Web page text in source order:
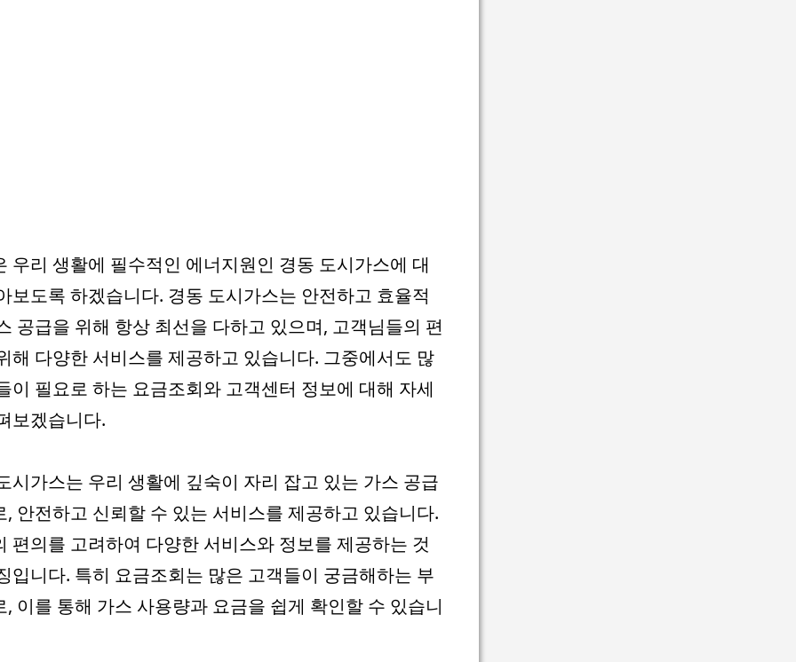
우리 생활에 필수적인 에너지원인 경동 도시가스에 대
보도록 하겠습니다. 경동 도시가스는 안전하고 효율적
공급을 위해 항상 최선을 다하고 있으며, 고객님들의 편
해 다양한 서비스를 제공하고 있습니다. 그중에서도 많
이 필요로 하는 요금조회와 고객센터 정보에 대해 자세
보겠습니다.
시가스는 우리 생활에 깊숙이 자리 잡고 있는 가스 공급
, 안전하고 신뢰할 수 있는 서비스를 제공하고 있습니다.
편의를 고려하여 다양한 서비스와 정보를 제공하는 것
입니다. 특히 요금조회는 많은 고객들이 궁금해하는 부
, 이를 통해 가스 사용량과 요금을 쉽게 확인할 수 있습니